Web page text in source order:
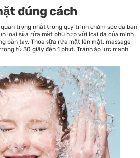
đúng cách
trọng nhất trong quy trình chăm sóc da ban
loại sữa rửa mặt phù hợp với loại da của mình
bàn tay. Thoa sữa rửa mặt lên mặt, massage
từ 30 giây đến 1 phút. Tránh áp lực mạnh